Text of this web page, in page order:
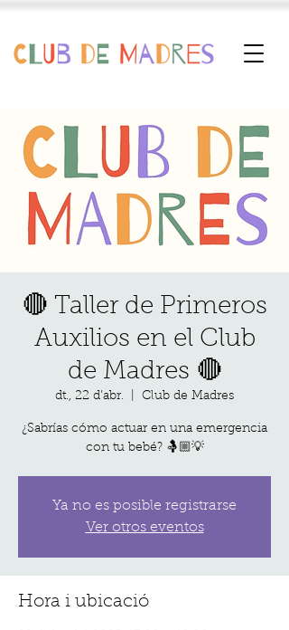
🔴 Taller de Primeros
Auxilios en el Club
de Madres 🔴
dt., 22 d’abr. Club de Madres
¿Sabrías cómo actuar en una emergencia
con tu bebé? 🤱🏼💡
Ya no es posible registrarse
Ver otros eventos
Hora i ubicació